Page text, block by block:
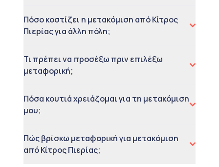
Πόσο κοστίζει η μετακόμιση από Κίτρος
Πιερίας για άλλη πόλη;
Τι πρέπει να προσέξω πριν επιλέξω
μεταφορική;
Πόσα κουτιά χρειάζομαι για τη μετακόμιση
μου;
Πώς βρίσκω μεταφορική για μετακόμιση
από Κίτρος Πιερίας;